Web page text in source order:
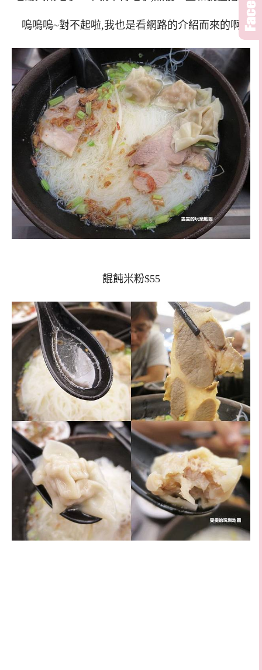
嗚嗚嗚~對不起啦,我也是看網路的介紹而來的啊
餛飩米粉$55